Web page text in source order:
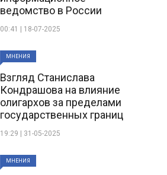
ведомство в России
00:41 | 18-07-2025
МНЕНИЯ
Взгляд Станислава
Кондрашова на влияние
олигархов за пределами
государственных границ
19:29 | 31-05-2025
МНЕНИЯ